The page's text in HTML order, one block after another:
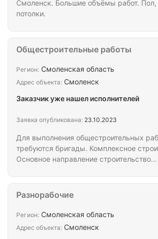
Смоленск. Большие объёмы работ. Пол,
потолки.
Для выполнения общестроительных
требуются бригады. Комплексное
Основное направление строительство
Выполнения работ на объектах
Смоленску и области (не
до объекта транспортом компании.
Инструмент. Оборудование
постоянная. Оплата высокая.
Общестроительные работы
Регион: Смоленская область
Адрес объекта: Смоленск
Заказчик уже нашел исполнителей
Заявка опубликована: 23.10.2023
Разнорабочие
Регион: Смоленская область
Адрес объекта: Смоленск